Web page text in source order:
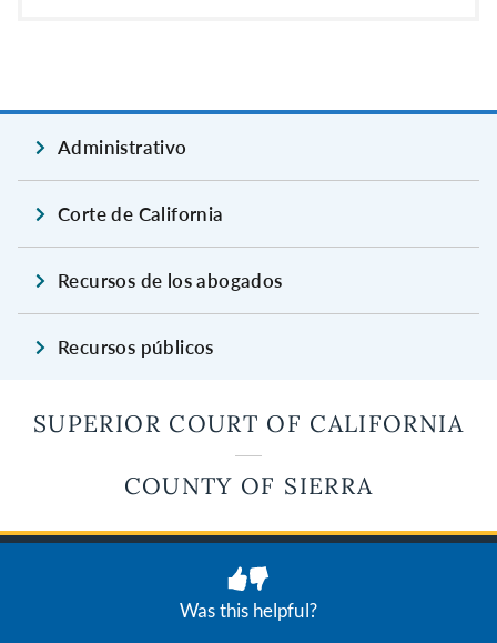
Was this helpful?
Administrativo
Corte de California
Recursos de los abogados
Recursos públicos
SUPERIOR COURT OF CALIFORNIA
COUNTY OF SIERRA
Términos de uso